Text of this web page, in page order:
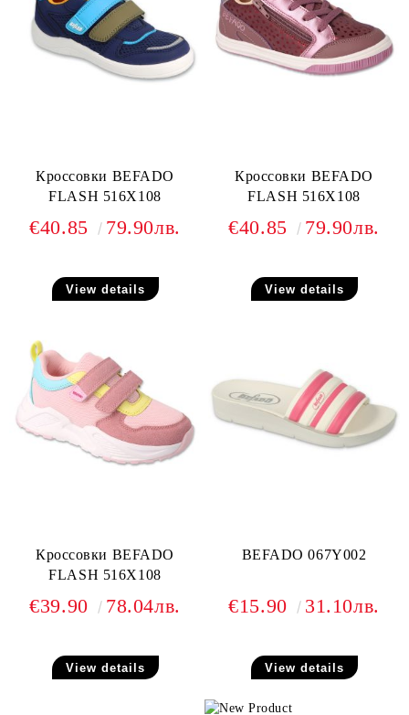
Кроссовки BEFADO
FLASH 516X108
€40.85 79.90лв.
View details
Кроссовки BEFADO
FLASH 516X108
€40.85 79.90лв.
View details
Кроссовки BEFADO
FLASH 516X108
€39.90 78.04лв.
View details
BEFADO 067Y002
€15.90 31.10лв.
View details